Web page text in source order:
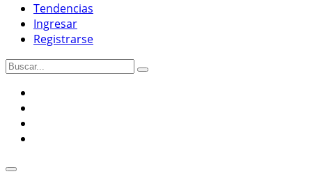
Tendencias
Ingresar
Registrarse